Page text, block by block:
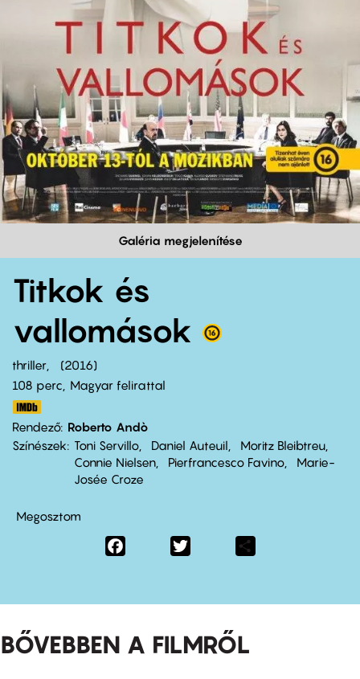
Galéria megjelenítése
Titkok és
vallomások
thriller
2016
108 perc,
Magyar felirattal
Rendező Roberto Andò
Színészek
Toni Servillo Daniel Auteuil
Moritz Bleibtreu
Connie Nielsen
Pierfrancesco Favino
Marie-
Josée Croze
Megosztom
Facebook
BŐVEBBEN A FILMRŐL